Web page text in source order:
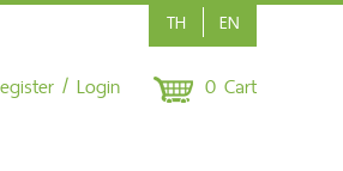
EN
TH
/ Login 0 Cart